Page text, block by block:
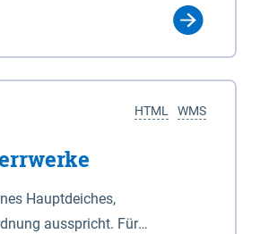
WMS
HTML
Hauptdeiches,
ausspricht. Für